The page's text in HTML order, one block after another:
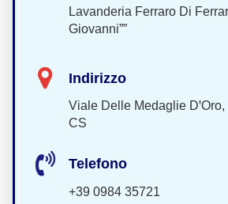
Lavanderia Ferraro Di
Giovanni””
Indirizzo
Viale Delle Medaglie
CS
Telefono
+39 0984 35721